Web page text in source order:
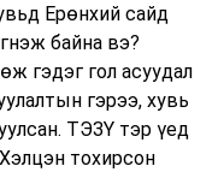
Ерөнхий сайд
байна вэ?
гэдэг гол асуудал
гэрээ, хувь
ТЭЗҮ тэр үед
тохирсон